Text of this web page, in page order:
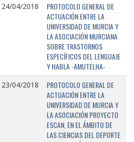
24/04/2018
PROTOCOLO GENERAL DE
ACTUACIÓN ENTRE LA
UNIVERSIDAD DE MURCIA Y
LA ASOCIACIÓN MURCIANA
SOBRE TRASTORNOS
ESPECÍFICOS DEL LENGUAJE
Y HABLA -AMUTELHA-
23/04/2018
PROTOCOLO GENERAL DE
ACTUACIÓN ENTRE LA
UNIVERSIDAD DE MURCIA Y
LA ASOCIACIÓN PROYECTO
ESCAN, EN EL ÁMBITO DE
LAS CIENCIAS DEL DEPORTE